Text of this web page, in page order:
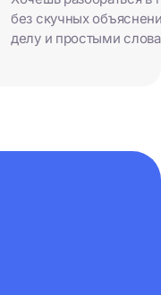
без скучных
делу и простыми